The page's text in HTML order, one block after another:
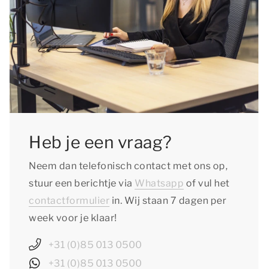
Heb je een vraag?
Neem dan telefonisch contact met ons op,
stuur een berichtje via Whatsapp of vul het
contactformulier in. Wij staan 7 dagen per
week voor je klaar!
+31 (0)85 013 0500
+31 (0)85 013 0500